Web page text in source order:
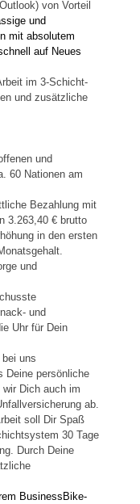
von Vorteil
und
mit absolutem
auf Neues
im 3-Schicht-
und zusätzliche
und
60 Nationen am
Bezahlung mit
3.263,40 € brutto
in den ersten
und
und
Uhr für Dein
uns
Deine persönliche
Dich auch im
ab.
soll Dir Spaß
30 Tage
Durch Deine
BusinessBike-